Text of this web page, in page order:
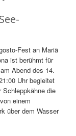
Fest an Mariä
ist berühmt für
Abend des 14.
Uhr begleitet
Schleppkähne die
einem
über dem Wasser